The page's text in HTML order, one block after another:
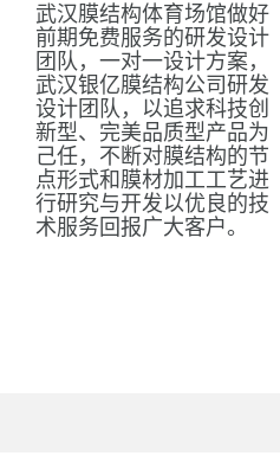
武汉膜结构体育场馆做好
前期免费服务的研发设计
团队，一对一设计方案，
武汉银亿膜结构公司研发
设计团队，以追求科技创
新型、完美品质型产品为
己任，不断对膜结构的节
点形式和膜材加工工艺进
行研究与开发以优良的技
术服务回报广大客户。